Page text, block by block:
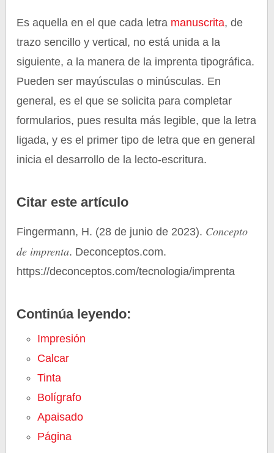
Es aquella en el que cada letra manuscrita, de
trazo sencillo y vertical, no está unida a la
siguiente, a la manera de la imprenta tipográfica.
Pueden ser mayúsculas o minúsculas. En
general, es el que se solicita para completar
formularios, pues resulta más legible, que la letra
ligada, y es el primer tipo de letra que en general
inicia el desarrollo de la lecto-escritura.
Citar este artículo
Fingermann, H. (28 de junio de 2023). Concepto
de imprenta. Deconceptos.com.
https://deconceptos.com/tecnologia/imprenta
Continúa leyendo:
Impresión
Calcar
Tinta
Bolígrafo
Apaisado
Página